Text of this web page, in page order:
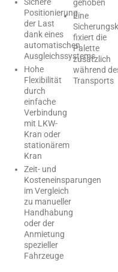
Positionierung
der Last
dank eines
automatischen
Ausgleichssystems
Hohe
Flexibilität
durch
einfache
Verbindung
mit LKW-
Kran oder
stationärem
Kran
Zeit- und
Kosteneinsparungen
im Vergleich
zu manueller
Handhabung
oder der
Anmietung
spezieller
Fahrzeuge
gehoben
Eine
fixiert die
Palette
zusätzlich
während
Transports